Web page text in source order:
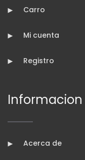
Carro
Mi cuenta
Registro
Informacion
Acerca de